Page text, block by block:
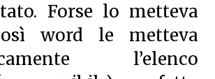
Forse lo metteva
word le metteva
l’elenco